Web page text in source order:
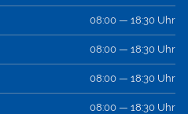
08:00 — 18:30 Uhr
08:00 — 18:30 Uhr
08:00 — 18:30 Uhr
08:00 — 18:30 Uhr